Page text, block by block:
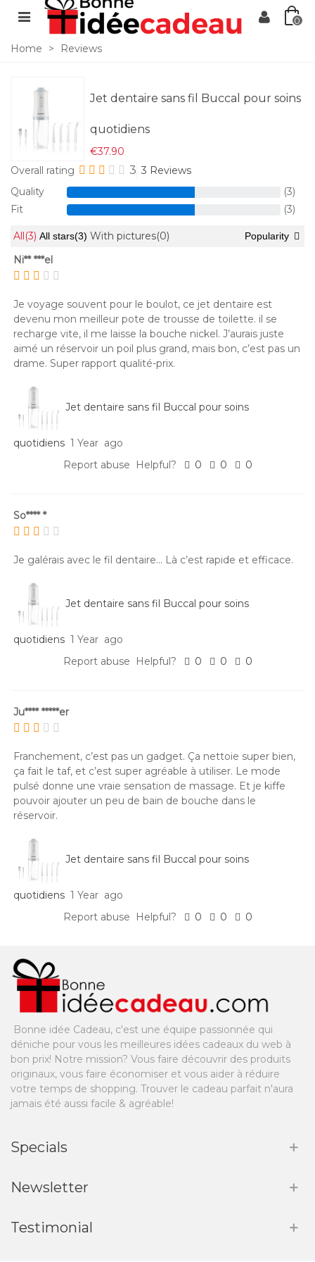
0
Home > Reviews
Jet dentaire sans fil Buccal pour soins
quotidiens
€37.90
Overall rating
3 3 Reviews
Quality
(3)
Fit
(3)
All(3) All stars(3) With pictures(0) Popularity
Ni** ***el
Je voyage souvent pour le boulot, ce jet dentaire est
devenu mon meilleur pote de trousse de toilette. il se
recharge vite, il me laisse la bouche nickel. J’aurais juste
aimé un réservoir un poil plus grand, mais bon, c’est pas un
drame. Super rapport qualité-prix.
Jet dentaire sans fil Buccal pour soins
quotidiens 1 Year ago
Report abuse
Helpful? 0 0 0
So**** *
Je galérais avec le fil dentaire... Là c’est rapide et efficace.
Jet dentaire sans fil Buccal pour soins
quotidiens 1 Year ago
Report abuse
Helpful? 0 0 0
Ju**** *****er
Franchement, c’est pas un gadget. Ça nettoie super bien,
ça fait le taf, et c’est super agréable à utiliser. Le mode
pulsé donne une vraie sensation de massage. Et je kiffe
pouvoir ajouter un peu de bain de bouche dans le
réservoir.
Jet dentaire sans fil Buccal pour soins
quotidiens 1 Year ago
Report abuse
Helpful? 0 0 0
Bonne idée Cadeau, c'est une équipe passionnée qui
déniche pour vous les meilleures idées cadeaux du web à
bon prix! Notre mission? Vous faire découvrir des produits
originaux, vous faire économiser et vous aider à réduire
votre temps de shopping. Trouver le cadeau parfait n'aura
jamais été aussi facile & agréable!
Specials
Newsletter
Testimonial